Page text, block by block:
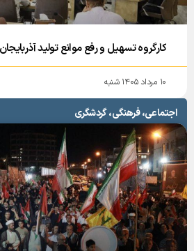
۱۰ مرداد ۱۴۰۵ شنبه
اجتماعی، فرهنگی، گردشگری